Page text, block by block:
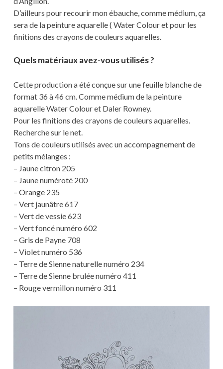
D’ailleurs pour recourir mon ébauche, comme médium, ça
sera de la peinture aquarelle ( Water Colour et pour les
finitions des crayons de couleurs aquarelles.
Quels matériaux avez-vous utilisés ?
Cette production a été conçue sur une feuille blanche de
format 36 à 46 cm. Comme médium de la peinture
aquarelle Water Colour et Daler Rowney.
Pour les finitions des crayons de couleurs aquarelles.
Recherche sur le net.
Tons de couleurs utilisés avec un accompagnement de
petits mélanges :
– Jaune citron 205
– Jaune numéroté 200
– Orange 235
– Vert jaunâtre 617
– Vert de vessie 623
– Vert foncé numéro 602
– Gris de Payne 708
– Violet numéro 536
– Terre de Sienne naturelle numéro 234
– Terre de Sienne brulée numéro 411
– Rouge vermillon numéro 311